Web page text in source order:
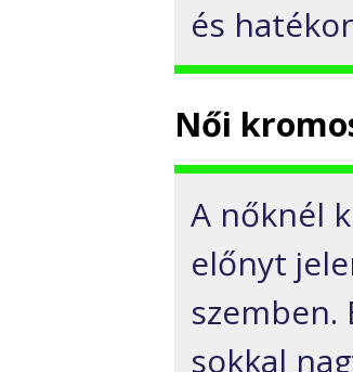
és
Női
A nőknél
előnyt
szemben.
sokkal